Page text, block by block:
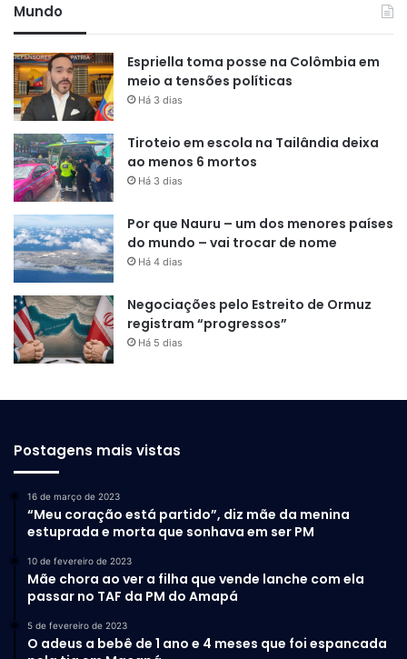
Mundo
Espriella toma posse na Colômbia em
meio a tensões políticas
Há 3 dias
Tiroteio em escola na Tailândia deixa
ao menos 6 mortos
Há 3 dias
Por que Nauru – um dos menores países
do mundo – vai trocar de nome
Há 4 dias
Negociações pelo Estreito de Ormuz
registram “progressos”
Há 5 dias
Postagens mais vistas
16 de março de 2023
“Meu coração está partido”, diz mãe da menina
estuprada e morta que sonhava em ser PM
10 de fevereiro de 2023
Mãe chora ao ver a filha que vende lanche com ela
passar no TAF da PM do Amapá
5 de fevereiro de 2023
O adeus a bebê de 1 ano e 4 meses que foi espancada